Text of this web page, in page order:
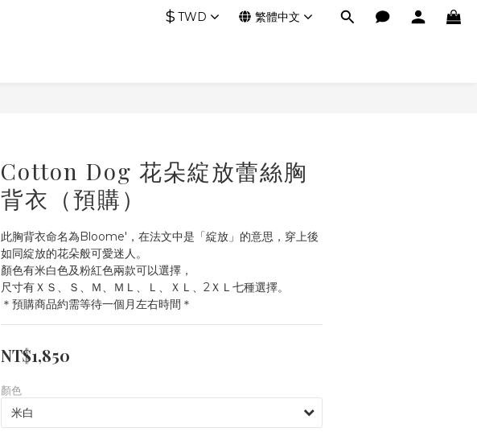
$ TWD 繁體中文
Cotton Dog 花朵綻放蕾絲胸
背衣（預購）
此胸背衣命名為Bloome'，在法文中是「綻放」的意思，穿上後
如同綻放的花朵般可愛迷人。
顏色有米白色及粉紅色兩款可以選擇，
尺寸有ＸＳ、Ｓ、Ｍ、ＭＬ、Ｌ、ＸＬ、2ＸＬ七種選擇。
＊預購商品約需等待一個月左右時間＊
NT$1,850
顏色